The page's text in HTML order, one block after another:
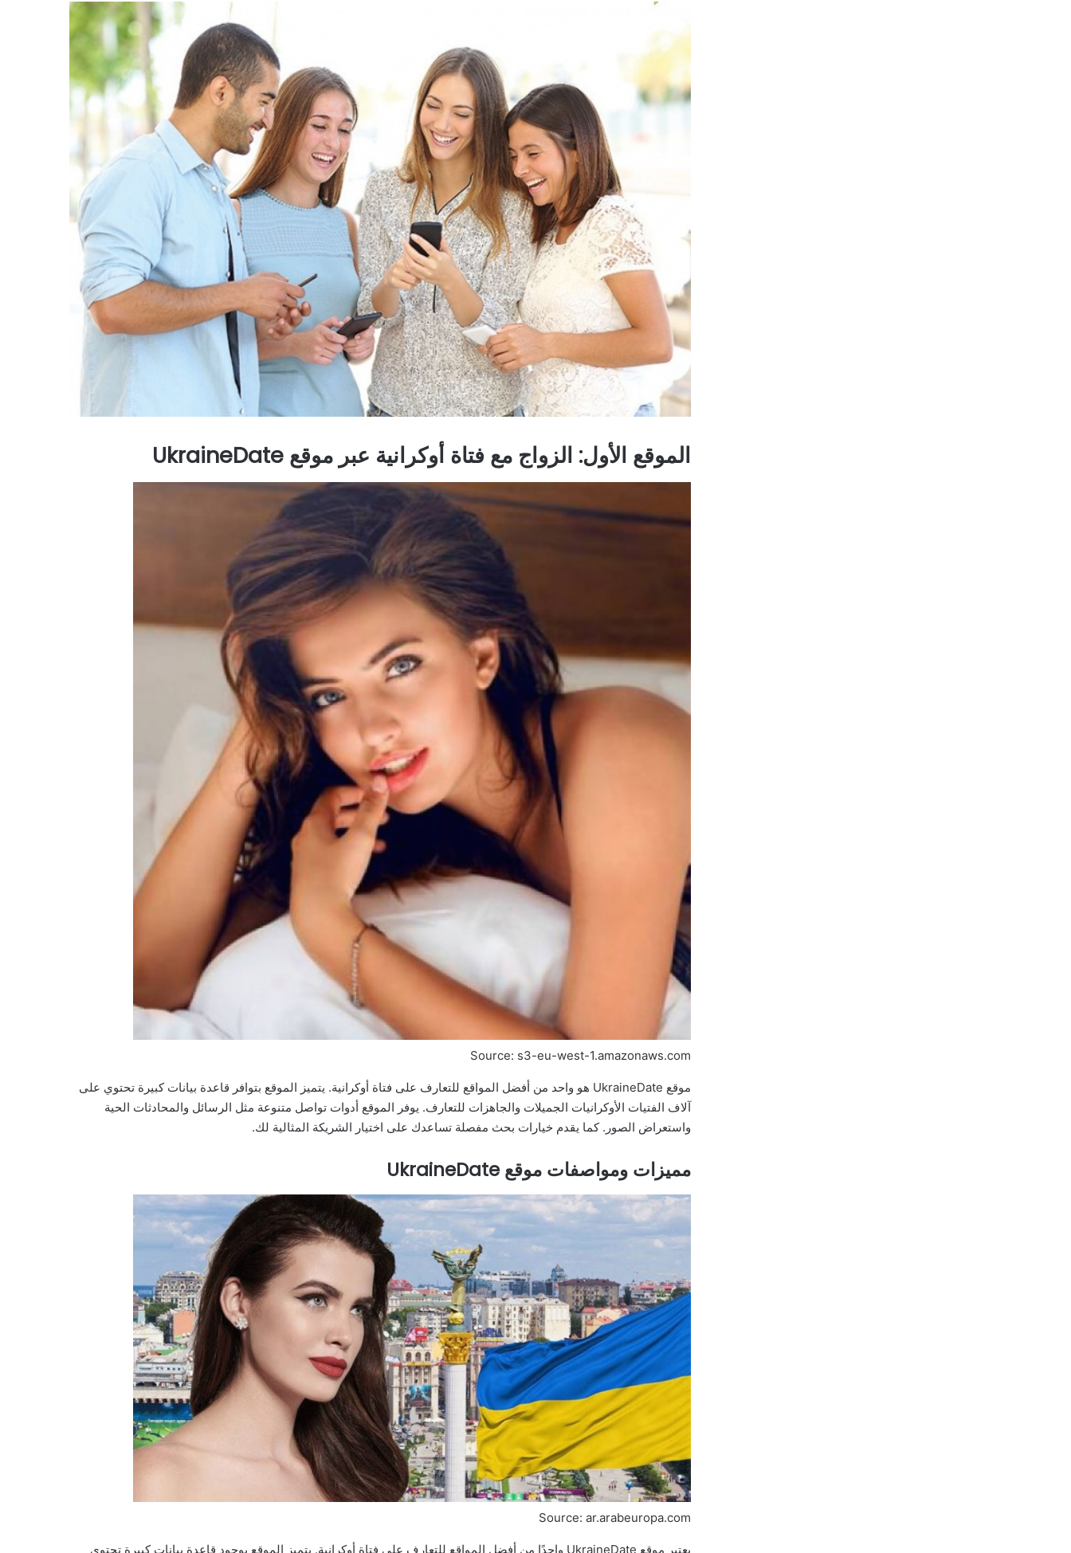
الموقع الأول: الزواج مع فتاة أوكرانية عبر موقع UkraineDate
Source: s3-eu-west-1.amazonaws.com
موقع UkraineDate هو واحد من أفضل المواقع للتعارف على فتاة أوكرانية. يتميز الموقع بتوافر قاعدة بيانات كبيرة تحتوي على
آلاف الفتيات الأوكرانيات الجميلات والجاهزات للتعارف. يوفر الموقع أدوات تواصل متنوعة مثل الرسائل والمحادثات الحية
واستعراض الصور. كما يقدم خيارات بحث مفصلة تساعدك على اختيار الشريكة المثالية لك.
مميزات ومواصفات موقع UkraineDate
Source: ar.arabeuropa.com
يعتبر موقع UkraineDate واحدًا من أفضل المواقع للتعارف على فتاة أوكرانية. يتميز الموقع بوجود قاعدة بيانات كبيرة تحتوي